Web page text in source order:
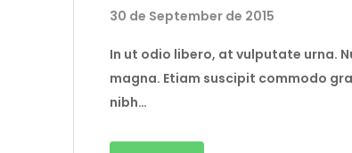
30 de September de 2015
In ut odio libero, at vulputate urna.
magna. Etiam suscipit commodo
nibh…